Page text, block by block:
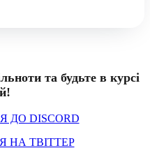
та будьте в курсі
DISCORD
НА ТВІТТЕР